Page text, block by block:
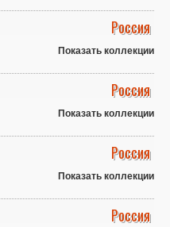
Россия
Показать коллекции
Россия
Показать коллекции
Россия
Показать коллекции
Россия